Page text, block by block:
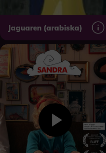
Jaguaren (arabiska)